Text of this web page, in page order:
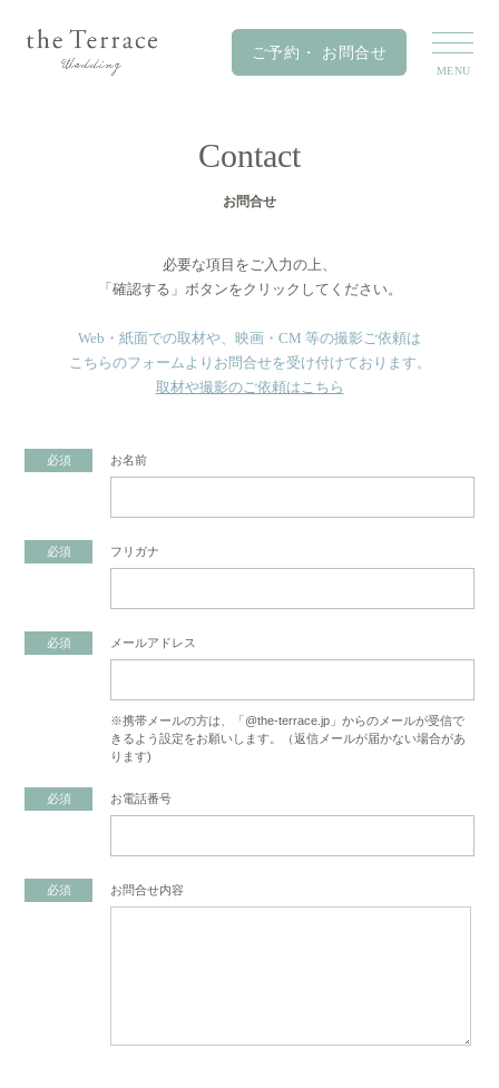
Contact
お問合せ
必要な項目をご入力の上、
「確認する」ボタンをクリックしてください。
Web・紙面での取材や、映画・CM 等の撮影ご依頼は
こちらのフォームよりお問合せを受け付けております。
取材や撮影のご依頼はこちら
必須 お名前
必須 フリガナ
必須 メールアドレス
※携帯メールの方は、「@the-terrace.jp」からのメールが受信で
きるよう設定をお願いします。（返信メールが届かない場合があ
ります)
必須 お電話番号
必須 お問合せ内容